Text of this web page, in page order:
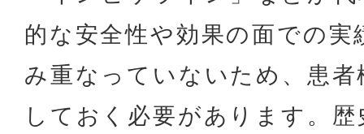
的な安全性や効果の面での
み重なっていないため、患
しておく必要があります。